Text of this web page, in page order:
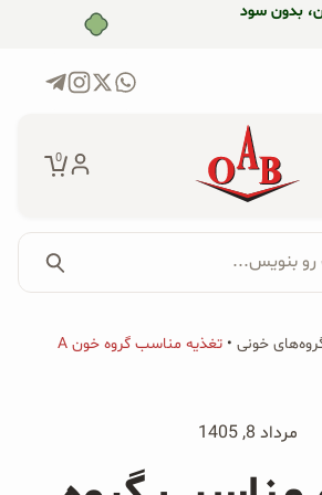
0
بنویس...
گروه‌های خونی • تغذیه مناسب گروه خون A
مرداد 8, 1405